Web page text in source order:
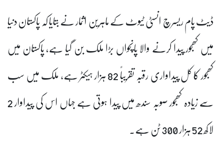
ڈیٹ پام ریسرچ انسٹی ٹیوٹ کے ماہرین اثمار نے بتایا کہ پاکستان دنیا
میں کھجور پیدا کرنے والا پانچواں بڑا ملک بن گیا ہے، پاکستان میں
کھجور کا کل پیداواری رقبہ تقریباً 82 ہزار ہیکٹر ہے، ملک میں سب
سے زیادہ کھجور صوبہ سندھ میں پیدا ہوتی ہے جہاں اس کی پیداوار 2
لاکھ 52 ہزار 300 ٹن ہے۔